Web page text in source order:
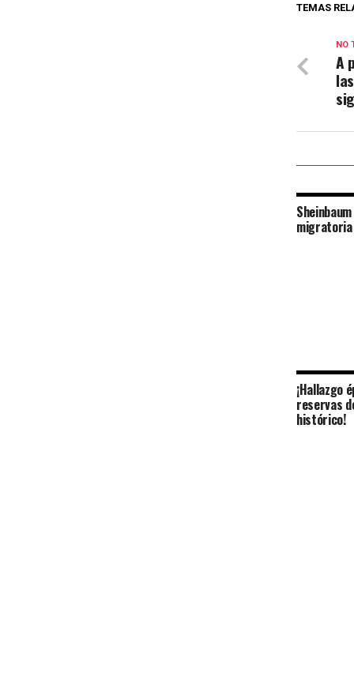
TEMAS
NO
A
migratoria
¡Hallazgo
reservas
histórico!